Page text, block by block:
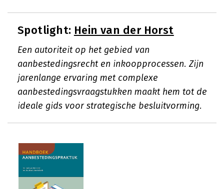
Spotlight: Hein van der Horst
Een autoriteit op het gebied van
aanbestedingsrecht en inkoopprocessen. Zijn
jarenlange ervaring met complexe
aanbestedingsvraagstukken maakt hem tot de
ideale gids voor strategische besluitvorming.